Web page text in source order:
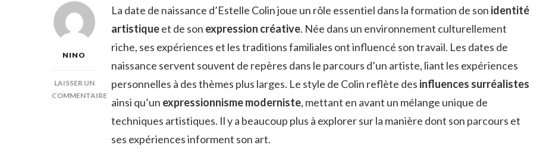
NINO
LAISSER UN
COMMENTAIRE
NAISSANCE
La date de naissance d’Estelle Colin joue un rôle essentiel dans la formation de son identité
artistiqueet de son expression créative. Née dans un environnement culturellement
riche, ses expériences et les traditions familiales ont influencé son travail. Les dates de
naissance servent souvent de repères dans le parcours d’un artiste, liant les expériences
personnelles à des thèmes plus larges. Le style de Colin reflète des influences surréalistes
ainsi qu’un expressionnisme moderniste, mettant en avant un mélange unique de
techniques artistiques. Il y a beaucoup plus à explorer sur la manière dont son parcours et
ses expériences informent son art.